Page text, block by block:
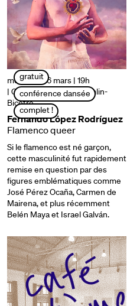
gratuit
conférence dansée
complet !
mercredi 26 mars | 19h
| Conservatoire du Kremlin-
Bicêtre
Fernando López Rodríguez
Flamenco queer
Si le flamenco est né garçon,
cette masculinité fut rapidement
remise en question par des
figures emblématiques comme
José Pérez Ocaña, Carmen de
Mairena, et plus récemment
Belén Maya et Israel Galván.